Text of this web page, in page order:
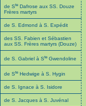
de Ste Dafrose aux SS. Douze
Frères martyrs
de S. Edmond à S. Expédit
des SS. Fabien et Sébastien
aux SS. Frères martyrs (Douze)
de S. Gabriel à Ste Gwendoline
de Ste Hedwige à S. Hygin
de S. Ignace à S. Isidore
de S. Jacques à S. Juvénal